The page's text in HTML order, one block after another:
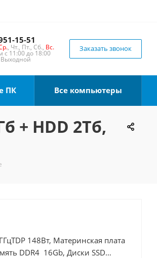
15-51
, Чт., Пт., Сб., Вс.
с 11:00 до 18:00
Заказать звонок
ПК Все компьютеры
+ HDD 2Тб,
148Вт, Материнская плата
DDR4 16Gb, Диски SSD